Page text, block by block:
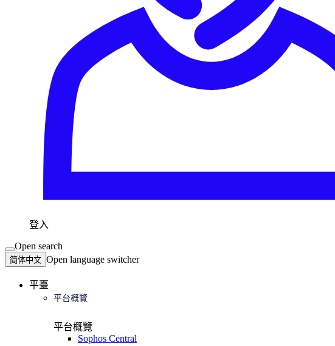
登入
Open search
简体中文 Open language switcher
平臺
平台概覽
平台概覽
Sophos Central